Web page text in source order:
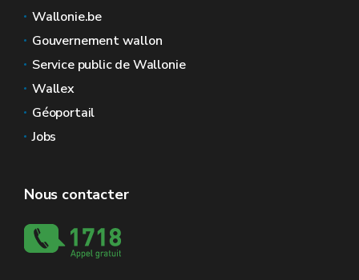
Wallonie.be
Gouvernement wallon
Service public de Wallonie
Wallex
Géoportail
Jobs
Nous contacter